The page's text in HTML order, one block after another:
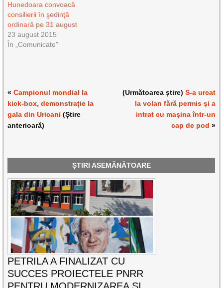
Hunedoara convoacă
consilierii în şedinţă
ordinară pe 31 august
23 august 2015
În „Comunicate”
«Campionul mondial la
kick-box, demonstrație la
gala din Uricani (Știre
anterioară)
(Următoarea știre) S-a urcat
la volan fără permis şi a
intrat cu maşina într-un
cap de pod »
ȘTIRI ASEMĂNĂTOARE
PETRILA A FINALIZAT CU
SUCCES PROIECTELE PNRR